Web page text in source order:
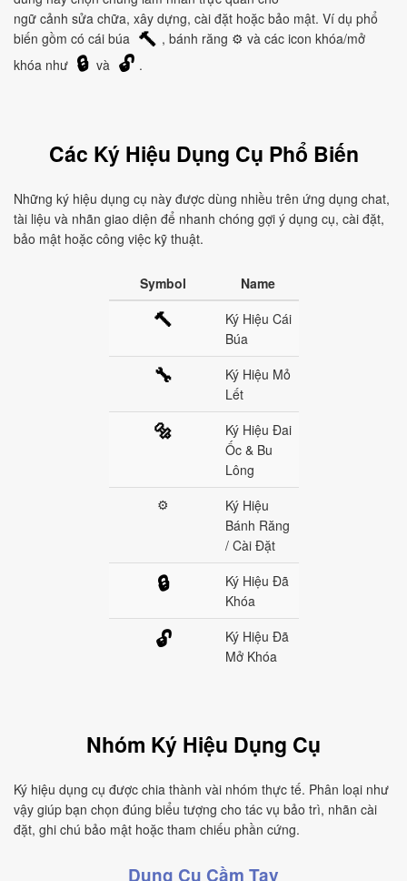
ngữ cảnh sửa chữa, xây dựng, cài đặt hoặc bảo mật. Ví dụ phổ
biến gồm có cái búa 🔨 , bánh răng ⚙ và các icon khóa/mở
khóa như 🔒 và 🔓 .
Các Ký Hiệu Dụng Cụ Phổ Biến
Những ký hiệu dụng cụ này được dùng nhiều trên ứng dụng chat,
tài liệu và nhãn giao diện để nhanh chóng gợi ý dụng cụ, cài đặt,
bảo mật hoặc công việc kỹ thuật.
Symbol Name
🔨
Ký Hiệu Cái
Búa
🔧
Ký Hiệu Mỏ
Lết
🔩
Ký Hiệu Đai
Ốc & Bu
Lông
⚙
Ký Hiệu
Bánh Răng
/ Cài Đặt
🔒
Ký Hiệu Đã
Khóa
🔓
Ký Hiệu Đã
Mở Khóa
Nhóm Ký Hiệu Dụng Cụ
Ký hiệu dụng cụ được chia thành vài nhóm thực tế. Phân loại như
vậy giúp bạn chọn đúng biểu tượng cho tác vụ bảo trì, nhãn cài
đặt, ghi chú bảo mật hoặc tham chiếu phần cứng.
Dụng Cụ Cầm Tay